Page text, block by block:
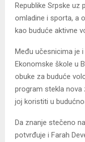
Republike Srpske uz
omladine i sporta, a
kao buduće aktivne
Među učesnicima je
Ekonomske škole u
obuke za buduće
program stekla nova
joj koristiti u
Da znanje stečeno
potvrđuje i Farah